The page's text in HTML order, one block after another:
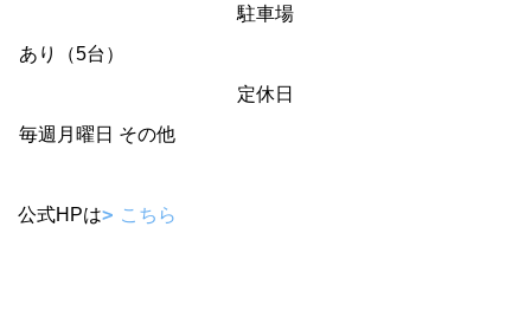
駐車場
あり（5台）
定休日
毎週月曜日 その他
公式HPは こちら